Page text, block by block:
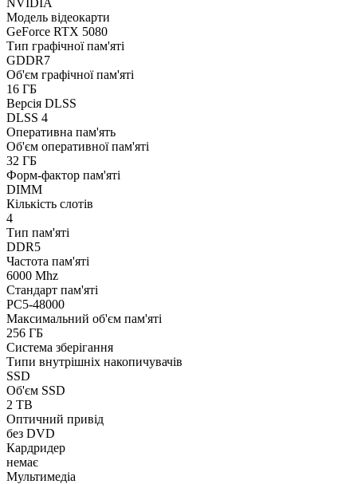
NVIDIA
Модель відеокарти
GeForce RTX 5080
Тип графічної пам'яті
GDDR7
Об'єм графічної пам'яті
16 ГБ
Версія DLSS
DLSS 4
Оперативна пам'ять
Об'єм оперативної пам'яті
32 ГБ
Форм-фактор пам'яті
DIMM
Кількість слотів
4
Тип пам'яті
DDR5
Частота пам'яті
6000 Mhz
Стандарт пам'яті
PC5-48000
Максимальний об'єм пам'яті
256 ГБ
Система зберігання
Типи внутрішніх накопичувачів
SSD
Об'єм SSD
2 TB
Оптичний привід
без DVD
Кардридер
немає
Мультимедіа